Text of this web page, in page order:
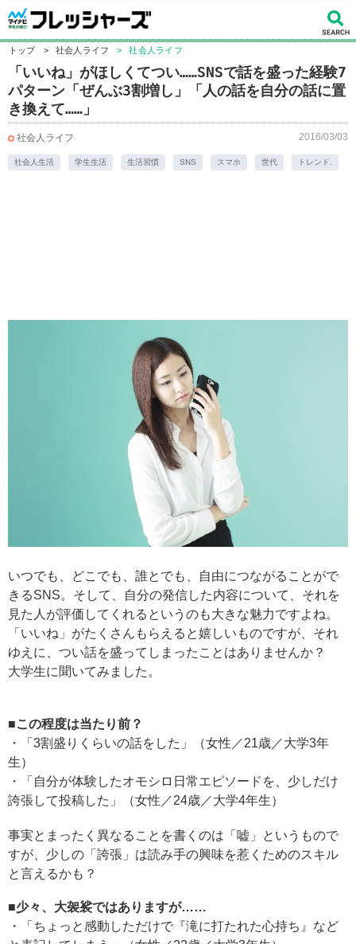
トップ > 社会人ライフ > 社会人ライフ
「いいね」がほしくてつい……SNSで話を盛った経験7
パターン「ぜんぶ3割増し」「人の話を自分の話に置
き換えて……」
社会人ライフ 2016/03/03
社会人生活 学生生活 生活習慣 SNS スマホ 世代 トレンド.
いつでも、どこでも、誰とでも、自由につながることがで
きるSNS。そして、自分の発信した内容について、それを
見た人が評価してくれるというのも大きな魅力ですよね。
「いいね」がたくさんもらえると嬉しいものですが、それ
ゆえに、つい話を盛ってしまったことはありませんか？
大学生に聞いてみました。
■この程度は当たり前？
・「3割盛りくらいの話をした」（女性／21歳／大学3年
生）
・「自分が体験したオモシロ日常エピソードを、少しだけ
誇張して投稿した」（女性／24歳／大学4年生）
事実とまったく異なることを書くのは「嘘」というもので
すが、少しの「誇張」は読み手の興味を惹くためのスキル
と言えるかも？
■少々、大袈裟ではありますが……
・「ちょっと感動しただけで『滝に打たれた心持ち』など